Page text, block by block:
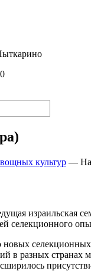
культур —
израильская
селекционного
новых
в разных странах